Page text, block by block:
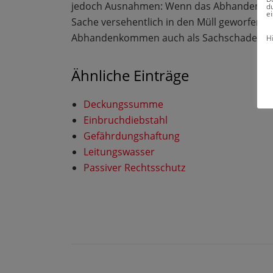
jedoch Ausnahmen: Wenn das
Sache versehentlich in den Müll geworfen
Abhandenkommen auch als Sachschaden
Ähnliche Einträge
Deckungssumme
Einbruchdiebstahl
Gefährdungshaftung
Leitungswasser
Passiver Rechtsschutz